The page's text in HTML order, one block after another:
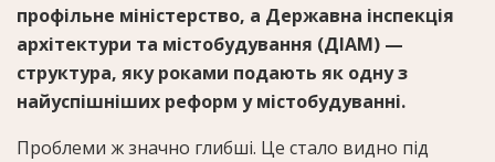
профільне міністерство, а Державна інспекція
архітектури та містобудування (ДІАМ) —
структура, яку роками подають як одну з
найуспішніших реформ у містобудуванні.
Проблеми ж значно глибші. Це стало видно під